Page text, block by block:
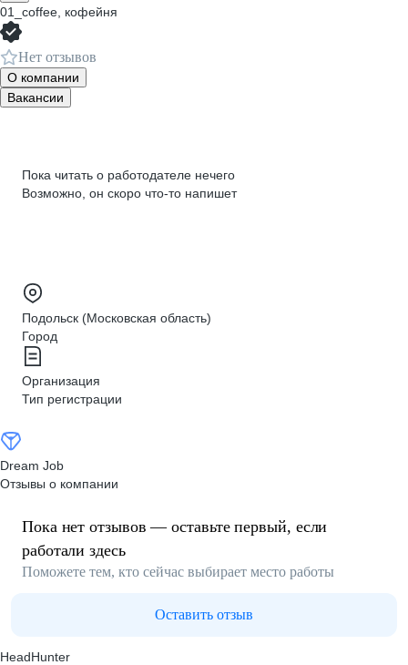
01_coffee, кофейня
Нет отзывов
О компании
Вакансии
Пока читать о работодателе нечего
Возможно, он скоро что‑то напишет
Подольск (Московская область)
Город
Организация
Тип регистрации
Dream Job
Отзывы о компании
Пока нет отзывов — оставьте первый, если
работали здесь
Поможете тем, кто сейчас выбирает место работы
Оставить отзыв
HeadHunter